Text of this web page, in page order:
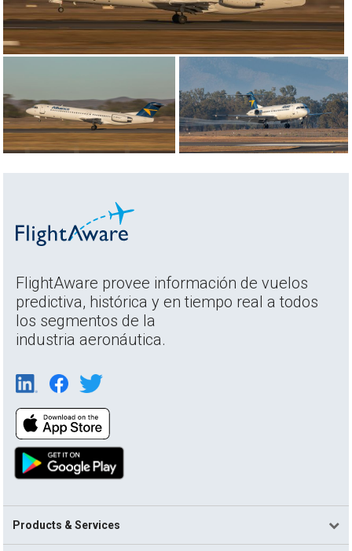
FlightAware provee información de vuelos
predictiva, histórica y en tiempo real a todos
los segmentos de la
industria aeronáutica.
Products & Services